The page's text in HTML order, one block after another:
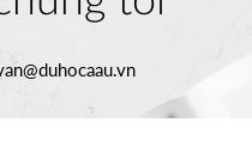
ĐĂNG KÝ